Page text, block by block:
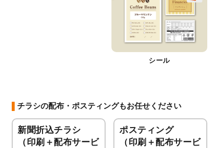
シール
チラシの配布・ポスティングもお任せください
新聞折込チラシ
（印刷＋配布サービ
ポスティング
（印刷＋配布サービ